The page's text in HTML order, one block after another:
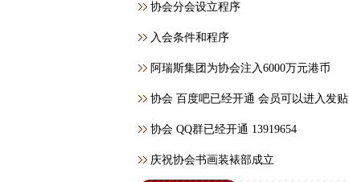
协会分会设立程序
入会条件和程序
阿瑞斯集团为协会注入6000万元港币
协会 百度吧已经开通 会员可以进入发贴
协会 QQ群已经开通 13919654
庆祝协会书画装裱部成立